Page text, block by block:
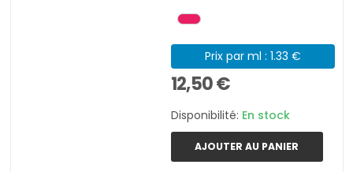
Prix par ml : 1.33 €
12,50 €
Disponibilité: En stock
AJOUTER AU PANIER